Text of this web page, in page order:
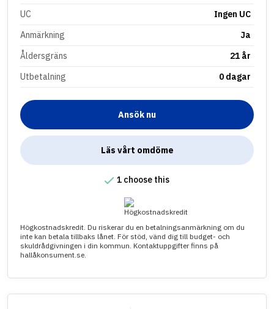
UC
Ingen UC
Anmärkning
Ja
Åldersgräns
21 år
Utbetalning
0 dagar
Ansök nu
Läs vårt omdöme
1 choose this
Högkostnadskredit. Du riskerar du en betalningsanmärkning om du
inte kan betala tillbaks lånet. För stöd, vänd dig till budget- och
skuldrådgivningen i din kommun. Kontaktuppgifter finns på
hallåkonsument.se.